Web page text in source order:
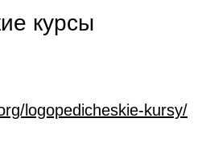
курсы
logopedicheskie-kursy/